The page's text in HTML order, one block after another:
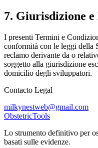
7. Giurisdizione
I presenti Termini e
conformità con le leggi della
reclamo derivante da o
soggetto alla giurisdizione
domicilio degli sviluppatori.
Contacto Legal
milkynestweb@gmail.com
ObstetricTools
Lo strumento definitivo per
basati sulle evidenze.